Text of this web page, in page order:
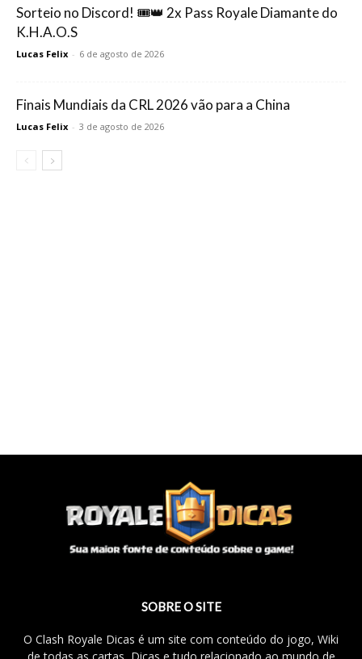
Sorteio no Discord! 🎟️👑 2x Pass Royale Diamante do
K.H.A.O.S
Lucas Felix - 6 de agosto de 2026
Finais Mundiais da CRL 2026 vão para a China
Lucas Felix - 3 de agosto de 2026
SOBRE O SITE
O Clash Royale Dicas é um site com conteúdo do jogo, Wiki